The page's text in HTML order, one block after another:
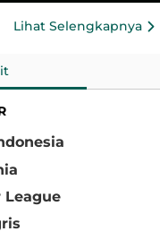
Lihat Selengkapnya
League